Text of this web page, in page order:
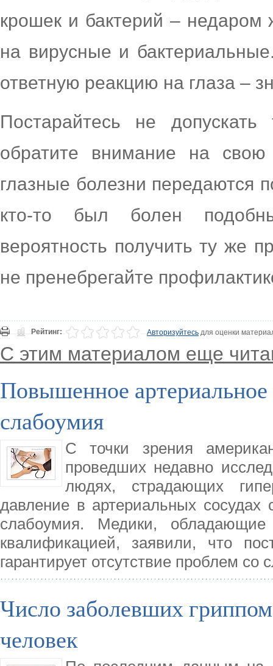
крошек и бактерий – недаром
на вирусные и
ответную реакцию на глаза –
Постарайтесь не
обратите внимание на свою
глазные болезни передаются
кто-то был болен
вероятность получить ту же
не пренебрегайте
Рейтинг: Авторизуйтесьдля оценки
С этим материалом еще
Повышенное артериальное
слабоумия
С точки зрения
проведших недавно
людях, страдающих
давление в артериальных сосудах
слабоумия. Медики,
квалификацией, заявили, что
гарантирует отсутствие проблем
Число заболевших
человек